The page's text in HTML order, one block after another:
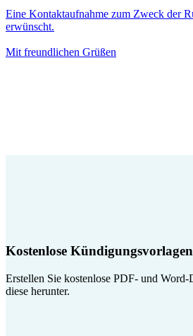
Eine Kontaktaufnahme zum Zweck der
erwünscht.
Mit freundlichen Grüßen
Kostenlose Kündigungsvorlagen
Erstellen Sie kostenlose PDF- und
diese herunter.